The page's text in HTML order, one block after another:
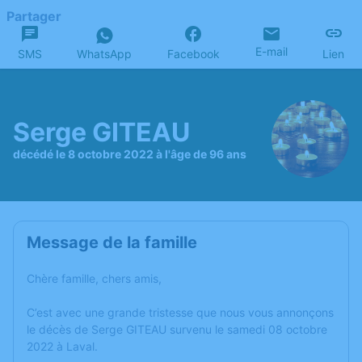
Partager
SMS WhatsApp Facebook E-mail Lien
Serge GITEAU
décédé le 8 octobre 2022 à l'âge de 96 ans
Message de la famille
Chère famille, chers amis,
C’est avec une grande tristesse que nous vous annonçons
le décès de Serge GITEAU survenu le samedi 08 octobre
2022 à Laval.